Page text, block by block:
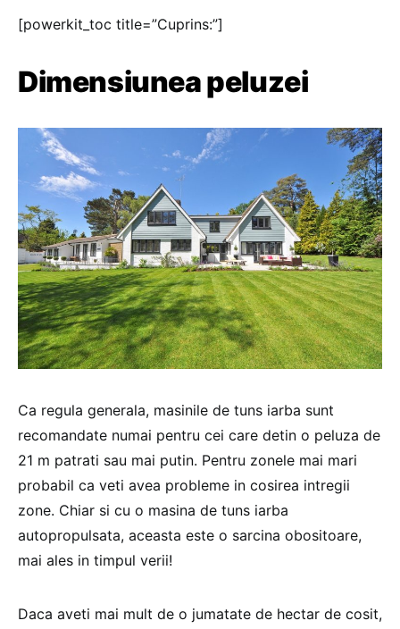
[powerkit_toc title=”Cuprins:”]
Dimensiunea peluzei
Ca regula generala, masinile de tuns iarba sunt
recomandate numai pentru cei care detin o peluza de
21 m patrati sau mai putin. Pentru zonele mai mari
probabil ca veti avea probleme in cosirea intregii
zone. Chiar si cu o masina de tuns iarba
autopropulsata, aceasta este o sarcina obositoare,
mai ales in timpul verii!
Daca aveti mai mult de o jumatate de hectar de cosit,